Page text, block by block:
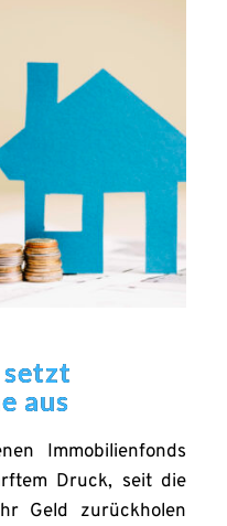
aus
Immobilienfonds
Druck, seit die
Geld zurückholen